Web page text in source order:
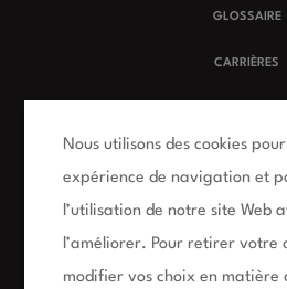
Nous utilisons des cookies
expérience de navigation et
l’utilisation de notre site Web
l’améliorer. Pour retirer votre
modifier vos choix en matière
GLOSSAIRE
CARRIÈRES
POLITIQUE
POLITIQUE SUR LA
FAQ